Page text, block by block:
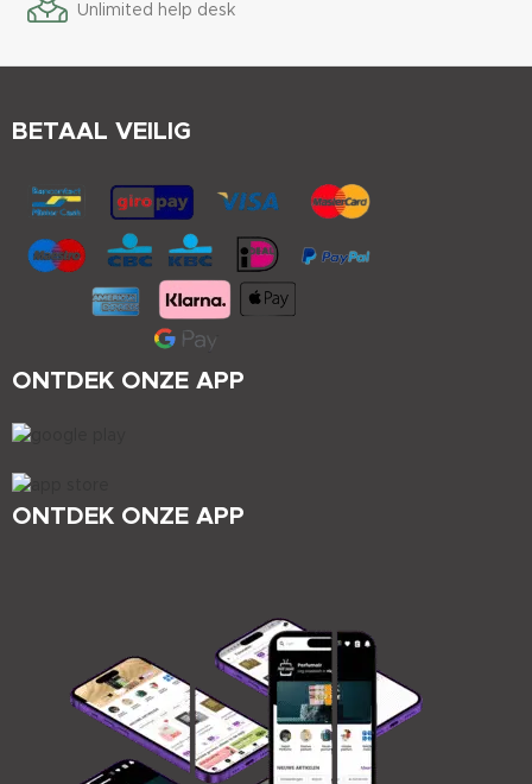
Unlimited help desk
ONTDEK ONZE APP
ONTDEK ONZE APP
BETAAL VEILIG